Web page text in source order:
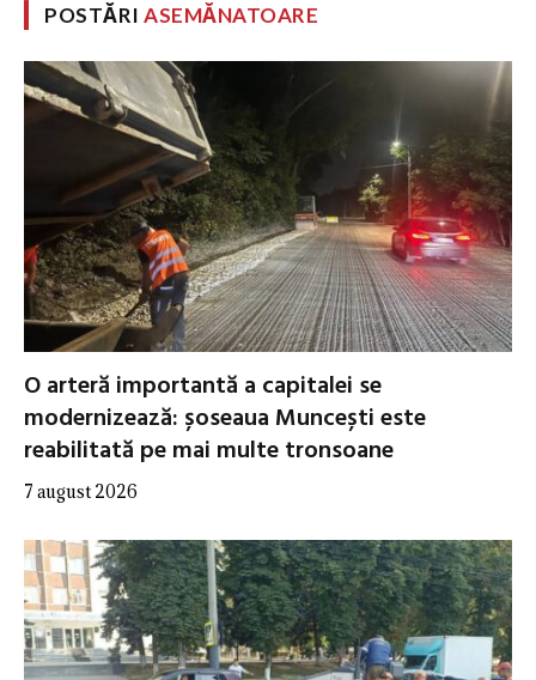
POSTĂRIASEMĂNATOARE
O arteră importantă a capitalei se
modernizează: șoseaua Muncești este
reabilitată pe mai multe tronsoane
7 august 2026